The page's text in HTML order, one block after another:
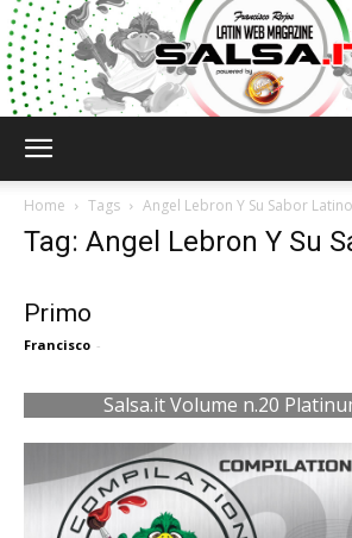
Home Tags Angel Lebron Y Su Sabor Latino
Tag: Angel Lebron Y Su
Primo
Francisco -
Salsa.it Volume n.20